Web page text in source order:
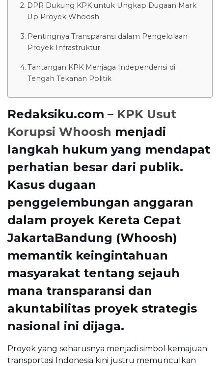
DPR Dukung KPK untuk Ungkap Dugaan Mark
Up Proyek Whoosh
Pentingnya Transparansi dalam Pengelolaan
Proyek Infrastruktur
Tantangan KPK Menjaga Independensi di
Tengah Tekanan Politik
Redaksiku.com – KPK Usut
Korupsi Whoosh menjadi
langkah hukum yang mendapat
perhatian besar dari publik.
Kasus dugaan
penggelembungan anggaran
dalam proyek Kereta Cepat
JakartaBandung (Whoosh)
memantik keingintahuan
masyarakat tentang sejauh
mana transparansi dan
akuntabilitas proyek strategis
nasional ini dijaga.
Proyek yang seharusnya menjadi simbol kemajuan
transportasi Indonesia kini justru memunculkan